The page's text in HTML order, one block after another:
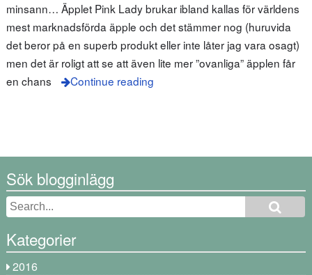
minsann… Äpplet Pink Lady brukar ibland kallas för världens
mest marknadsförda äpple och det stämmer nog (huruvida
det beror på en superb produkt eller inte låter jag vara osagt)
men det är roligt att se att även lite mer ”ovanliga” äpplen får
en chans
Continue reading
Sök blogginlägg
Kategorier
2016